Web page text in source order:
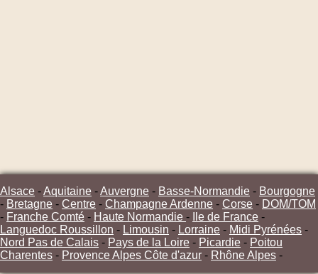
Alsace -Aquitaine -Auvergne - Basse-Normandie - Bourgogne
- Bretagne - Centre - Champagne Ardenne - Corse - DOM/TOM
- Franche Comté - Haute Normandie - Ile de France -
Languedoc Roussillon - Limousin - Lorraine - Midi Pyrénées -
Nord Pas de Calais - Pays de la Loire - Picardie - Poitou
Charentes - Provence Alpes Côte d'azur - Rhône Alpes -